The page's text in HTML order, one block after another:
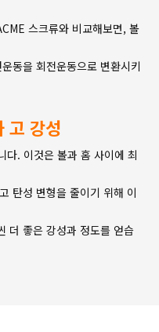
스크류와 비교해보면, 볼
동을 회전운동으로 변환시키
고 강성
. 이것은 볼과 홈 사이에 최
탄성 변형을 줄이기 위해 이
더 좋은 강성과 정도를 얻습